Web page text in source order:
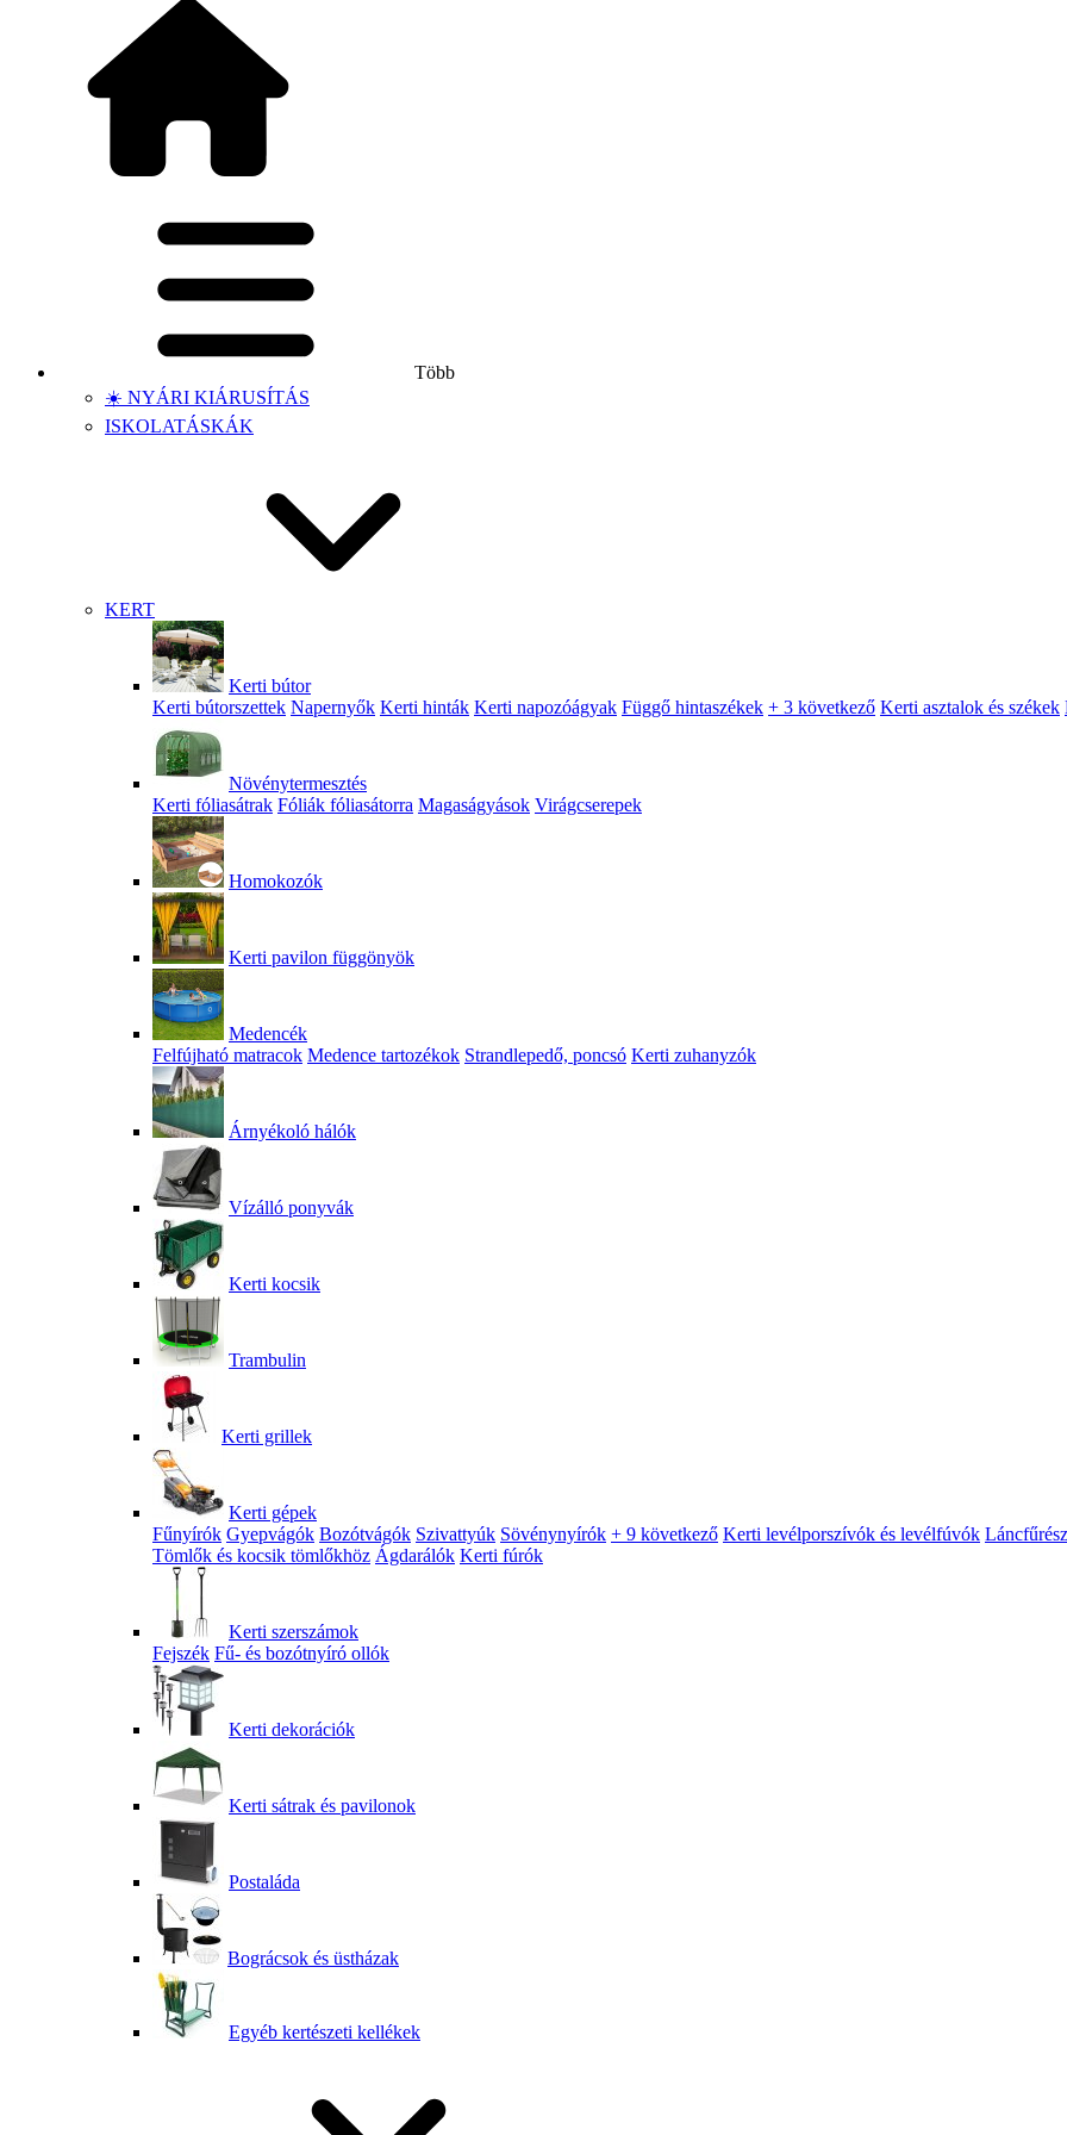
Több
☀️ NYÁRI KIÁRUSÍTÁS
ISKOLATÁSKÁK
KERT
Kerti bútor
Kerti bútorszettek Napernyők Kerti hinták Kerti napozóágyak Függő hintaszékek + 3 következő Kerti asztalok és székek
Növénytermesztés
Kerti fóliasátrak Fóliák fóliasátorra Magaságyások Virágcserepek
Homokozók
Kerti pavilon függönyök
Medencék
Felfújható matracok Medence tartozékok Strandlepedő, poncsó Kerti zuhanyzók
Árnyékoló hálók
Vízálló ponyvák
Kerti kocsik
Trambulin
Kerti grillek
Kerti gépek
Fűnyírók Gyepvágók Bozótvágók Szivattyúk Sövénynyírók + 9 következő Kerti levélporszívók és levélfúvók
Tömlők és kocsik tömlőkhöz Ágdarálók Kerti fúrók
Kerti szerszámok
Fejszék Fű- és bozótnyíró ollók
Kerti dekorációk
Kerti sátrak és pavilonok
Postaláda
Bográcsok és üstházak
Egyéb kertészeti kellékek